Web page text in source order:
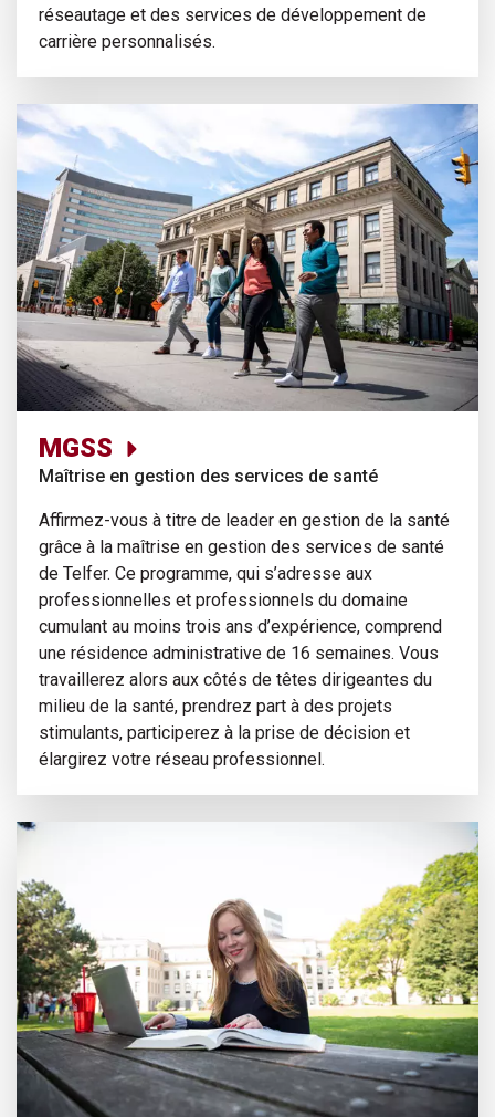
réseautage et des services de développement de
carrière personnalisés.
MGSS
Maîtrise en gestion des services de santé
Affirmez-vous à titre de leader en gestion de la santé
grâce à la maîtrise en gestion des services de santé
de Telfer. Ce programme, qui s’adresse aux
professionnelles et professionnels du domaine
cumulant au moins trois ans d’expérience, comprend
une résidence administrative de 16 semaines. Vous
travaillerez alors aux côtés de têtes dirigeantes du
milieu de la santé, prendrez part à des projets
stimulants, participerez à la prise de décision et
élargirez votre réseau professionnel.